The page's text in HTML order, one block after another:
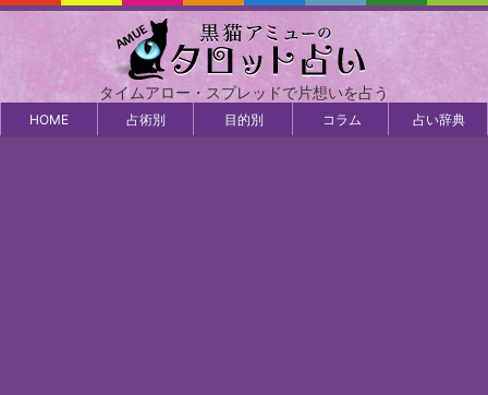
タイムアロー・スプレッドで片想いを占う
HOME 占術別 目的別 コラム 占い辞典